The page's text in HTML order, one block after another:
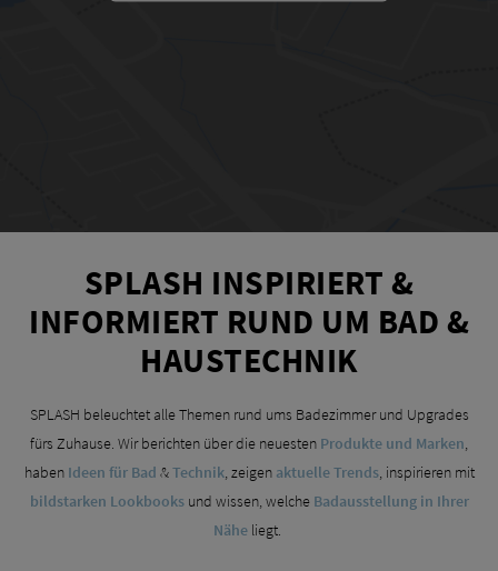
SPLASH INSPIRIERT &
INFORMIERT RUND UM BAD &
HAUSTECHNIK
SPLASH beleuchtet alle Themen rund ums Badezimmer und Upgrades
fürs Zuhause. Wir berichten über die neuesten Produkte und Marken,
haben Ideen für Bad &Technik, zeigen aktuelle Trends, inspirieren mit
bildstarken Lookbooks und wissen, welche Badausstellung in Ihrer
Nähe liegt.